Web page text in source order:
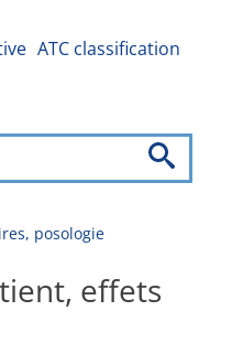
ATC classification
posologie
effets